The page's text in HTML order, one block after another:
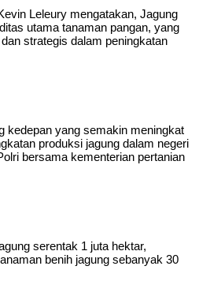
Leleury mengatakan, Jagung
utama tanaman pangan, yang
strategis dalam peningkatan
kedepan yang semakin meningkat
produksi jagung dalam negeri
bersama kementerian pertanian
serentak 1 juta hektar,
benih jagung sebanyak 30